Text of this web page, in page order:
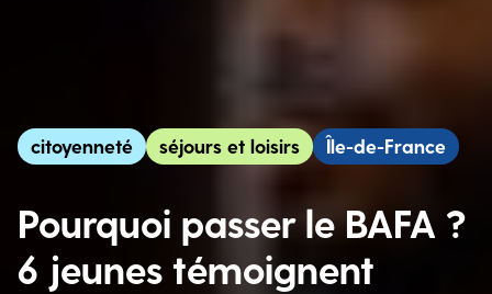
citoyenneté séjours et loisirs Île-de-France
Pourquoi passer le BAFA ?
6 jeunes témoignent